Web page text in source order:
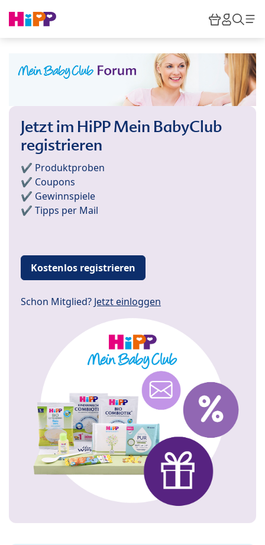
HiPP
Jetzt im HiPP Mein BabyClub
registrieren
✔️ Produktproben
✔️ Coupons
✔️ Gewinnspiele
✔️ Tipps per Mail
Kostenlos registrieren
Schon Mitglied? Jetzt einloggen